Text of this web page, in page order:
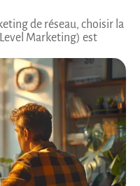
de réseau, choisir la
Marketing) est